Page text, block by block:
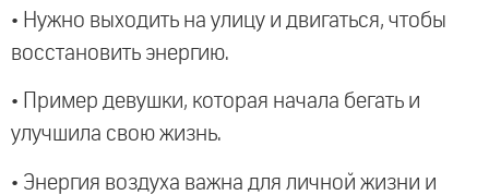
• Нужно выходить на улицу и двигаться, чтобы
восстановить энергию.
• Пример девушки, которая начала бегать и
улучшила свою жизнь.
• Энергия воздуха важна для личной жизни и